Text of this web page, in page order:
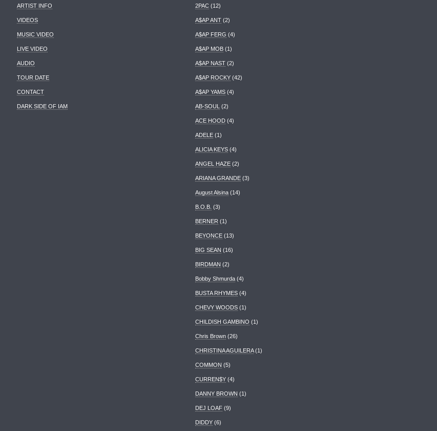
ARTIST INFO
VIDEOS
MUSIC VIDEO
LIVE VIDEO
AUDIO
TOUR DATE
CONTACT
DARK SIDE OF IAM
2PAC (12)
A$AP ANT (2)
A$AP FERG (4)
A$AP MOB (1)
A$AP NAST (2)
A$AP ROCKY (42)
A$AP YAMS (4)
AB-SOUL (2)
ACE HOOD (4)
ADELE (1)
ALICIA KEYS (4)
ANGEL HAZE (2)
ARIANA GRANDE (3)
August Alsina (14)
B.O.B. (3)
BERNER (1)
BEYONCE (13)
BIG SEAN (16)
BIRDMAN (2)
Bobby Shmurda (4)
BUSTA RHYMES (4)
CHEVY WOODS (1)
CHILDISH GAMBINO (1)
Chris Brown (26)
CHRISTINA AGUILERA(1)
COMMON (5)
CURREN$Y (4)
DANNY BROWN (1)
DEJ LOAF (9)
DIDDY (6)